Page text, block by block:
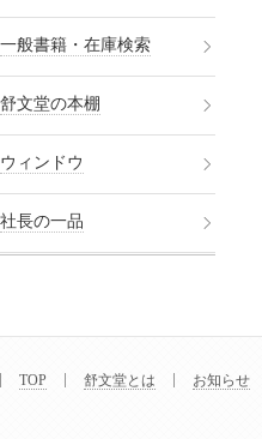
一般書籍・在庫検索
舒文堂の本棚
ウィンドウ
社長の一品
TOP 舒文堂とは お知らせ